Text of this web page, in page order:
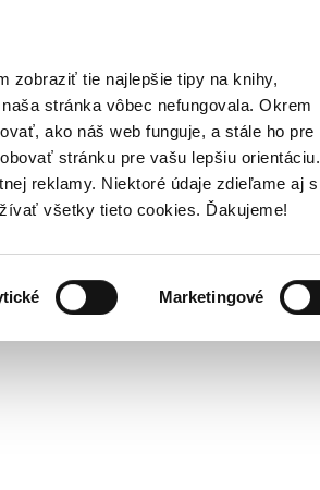
zobraziť tie najlepšie tipy na knihy,
stránka vôbec nefungovala. Okrem
ako náš web funguje, a stále ho pre
stránku pre vašu lepšiu orientáciu.
reklamy. Niektoré údaje zdieľame aj s
všetky tieto cookies. Ďakujeme!
Marketingové